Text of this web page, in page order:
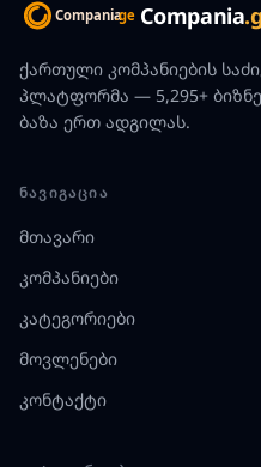
Compania
ქართული კომპანიების
პლატფორმა — 5,295+
ბაზა ერთ ადგილას.
ᲜᲐᲕᲘᲒᲐᲪᲘᲐ
მთავარი
კომპანიები
კატეგორიები
მოვლენები
კონტაქტი